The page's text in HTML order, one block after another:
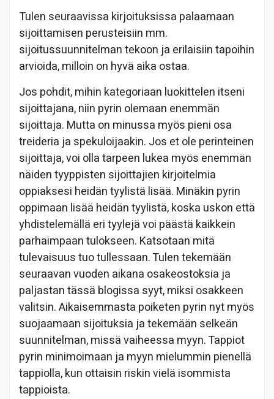
Tulen seuraavissa kirjoituksissa palaamaan
sijoittamisen perusteisiin mm.
sijoitussuunnitelman tekoon ja erilaisiin tapoihin
arvioida, milloin on hyvä aika ostaa.
Jos pohdit, mihin kategoriaan luokittelen itseni
sijoittajana, niin pyrin olemaan enemmän
sijoittaja. Mutta on minussa myös pieni osa
treideria ja spekuloijaakin. Jos et ole perinteinen
sijoittaja, voi olla tarpeen lukea myös enemmän
näiden tyyppisten sijoittajien kirjoitelmia
oppiaksesi heidän tyylistä lisää. Minäkin pyrin
oppimaan lisää heidän tyylistä, koska uskon että
yhdistelemällä eri tyylejä voi päästä kaikkein
parhaimpaan tulokseen. Katsotaan mitä
tulevaisuus tuo tullessaan. Tulen tekemään
seuraavan vuoden aikana osakeostoksia ja
paljastan tässä blogissa syyt, miksi osakkeen
valitsin. Aikaisemmasta poiketen pyrin nyt myös
suojaamaan sijoituksia ja tekemään selkeän
suunnitelman, missä vaiheessa myyn. Tappiot
pyrin minimoimaan ja myyn mielummin pienellä
tappiolla, kun ottaisin riskin vielä isommista
tappioista.